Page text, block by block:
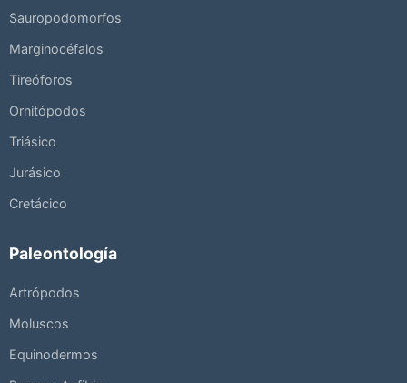
Sauropodomorfos
Marginocéfalos
Tireóforos
Ornitópodos
Triásico
Jurásico
Cretácico
Paleontología
Artrópodos
Moluscos
Equinodermos